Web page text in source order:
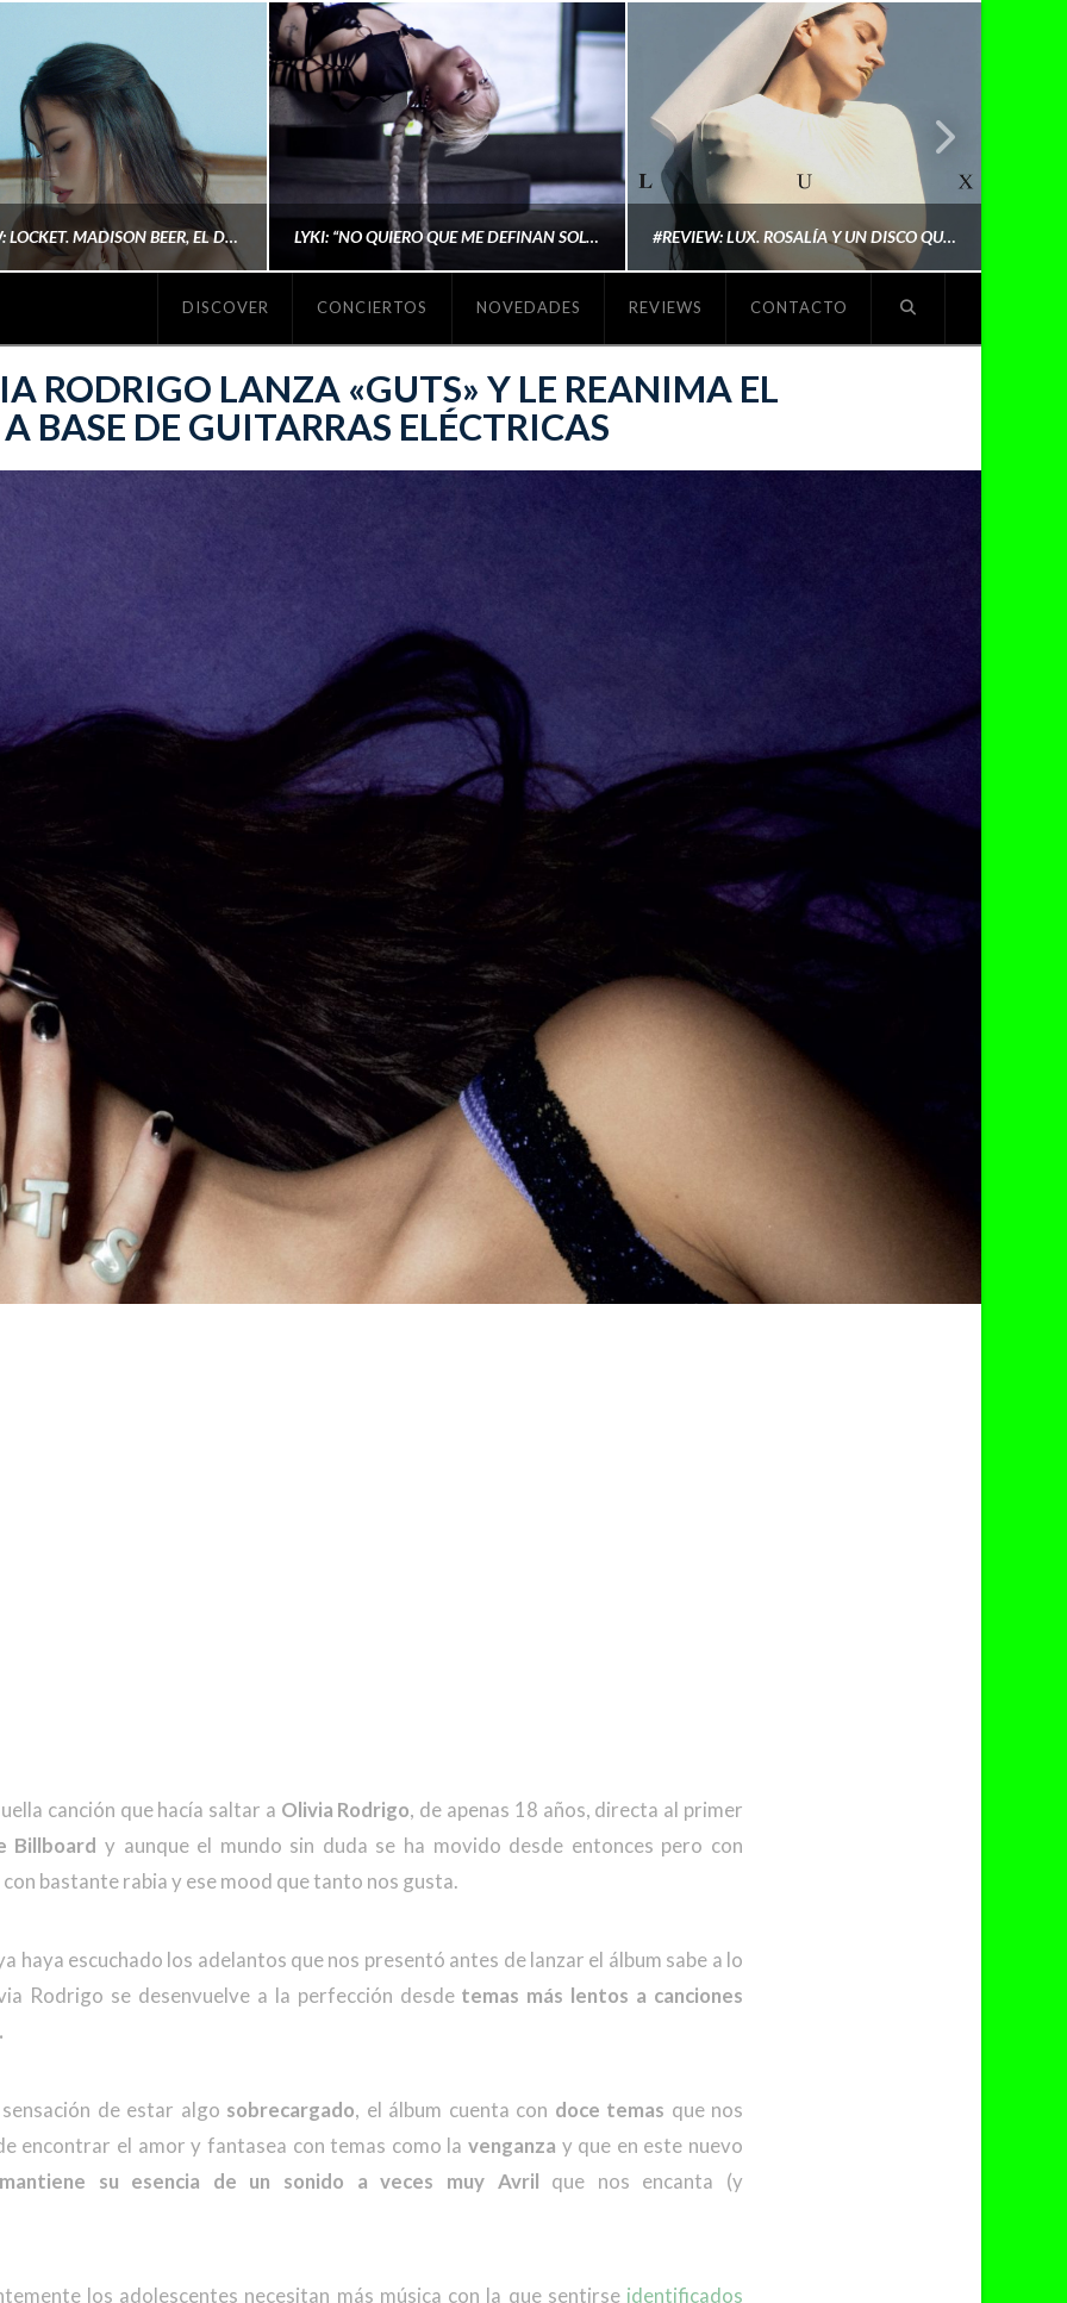
#REVIEW: LOCKET. MADISON BEER, EL DISCO DONDE POR FIN DEJA DE JUSTIFICARSE LYKI: “NO QUIERO QUE ME DEFINAN SOLO POR SER REIVINDICATIVA. QUIERO QUE ME ESCUCHEN PORQUE DISFRUTO HACIENDO MI MÚSICA” #REVIEW: LUX. ROSALÍA Y UN DISCO QUE REDEFINE LO QUE SIGNIFICA SER ARTISTA
DISCOVER CONCIERTOS NOVEDADES REVIEWS CONTACTO
RODRIGO LANZA «GUTS» Y LE REANIMA EL
BASE DE GUITARRAS ELÉCTRICAS
canción que hacía saltar a Olivia Rodrigo, de apenas 18 años, directa al primer
Billboard y aunque el mundo sin duda se ha movido desde entonces pero con
bastante rabia y ese mood que tanto nos gusta.
haya escuchado los adelantos que nos presentó antes de lanzar el álbum sabe a lo
Rodrigo se desenvuelve a la perfección desde temas más lentos a canciones
de estar algo sobrecargado, el álbum cuenta con doce temas que nos
encontrar el amor y fantasea con temas como la venganza y que en este nuevo
su esencia de un sonido a veces muy Avril que nos encanta (y
los adolescentes necesitan más música con la que sentirse identificados